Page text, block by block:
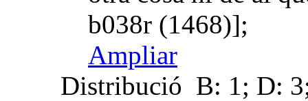
b038r (1468)];
Ampliar
Distribució B: 1; D: